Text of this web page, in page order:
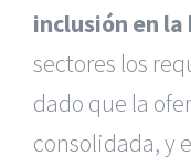
inclusión en
sectores los
dado que la
consolidada, y